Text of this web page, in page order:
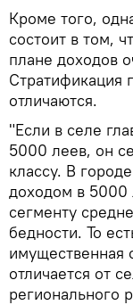
Кроме того,
состоит в том,
плане доходов
Стратификация
отличаются.
"Если в селе
5000 леев, он
классу. В
доходом в 5000
сегменту
бедности. То
имущественная
отличается от
регионального